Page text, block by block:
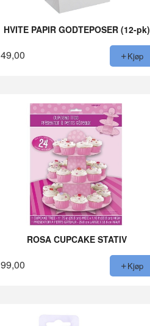
HVITE PAPIR GODTEPOSER (12-pk)
49,00 Kjøp
ROSA CUPCAKE STATIV
99,00 Kjøp